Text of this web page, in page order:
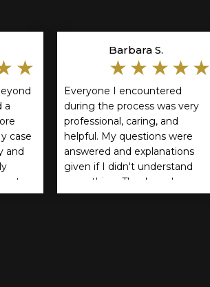
a
case
and
to
Barbara S.
★★★★★
Everyone I encountered
during the process was very
professional, caring, and
helpful. My questions were
answered and explanations
given if I didn't understand
something. Thank you!